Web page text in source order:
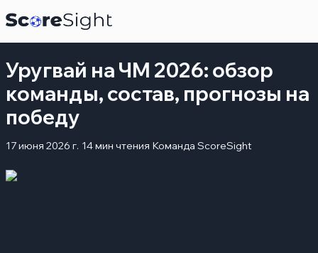
Уругвай на ЧМ 2026: обзор
команды, состав, прогнозы на
победу
17 июня 2026 г. 14 мин чтения Команда ScoreSight